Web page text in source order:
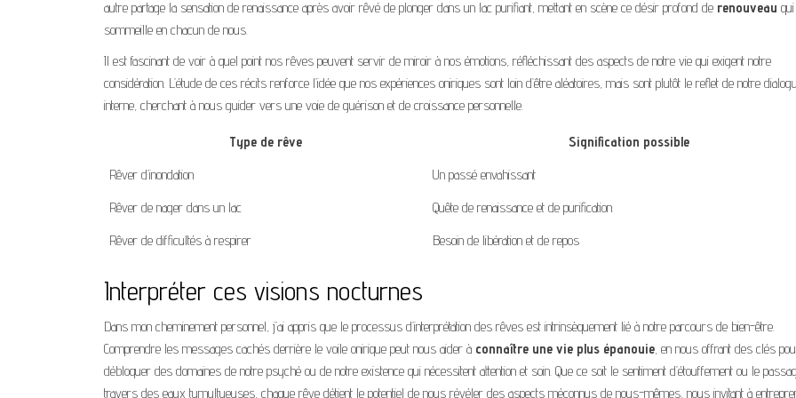
autre partage la sensation de renaissance après avoir rêvé de plonger dans un lac purifiant, mettant en scène ce désir profond de renouveau qui
sommeille en chacun de nous.
Il est fascinant de voir à quel point nos rêves peuvent servir de miroir à nos émotions, réfléchissant des aspects de notre vie qui exigent notre
considération. L’étude de ces récits renforce l’idée que nos expériences oniriques sont loin d’être aléatoires, mais sont plutôt le reflet de notre
interne, cherchant à nous guider vers une voie de guérison et de croissance personnelle.
Type de rêve
Signification possible
Rêver d’inondation
Un passé envahissant
Rêver de nager dans un lac
Quête de renaissance et de purification
Rêver de difficultés à respirer
Besoin de libération et de repos
Interpréter ces visions nocturnes
Dans mon cheminement personnel, j’ai appris que le processus d’interprétation des rêves est intrinsèquement lié à notre parcours de bien-être.
Comprendre les messages cachés derrière le voile onirique peut nous aider à connaître une vie plus épanouie , en nous offrant des clés
débloquer des domaines de notre psyché ou de notre existence qui nécessitent attention et soin. Que ce soit le sentiment d’étouffement ou le
travers des eaux tumultueuses, chaque rêve détient le potentiel de nous révéler des aspects méconnus de nous-mêmes, nous invitant à